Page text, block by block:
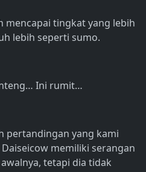
mencapai tingkat yang lebih
lebih seperti sumo.
Ini rumit…
pertandingan yang kami
memiliki serangan
tetapi dia tidak